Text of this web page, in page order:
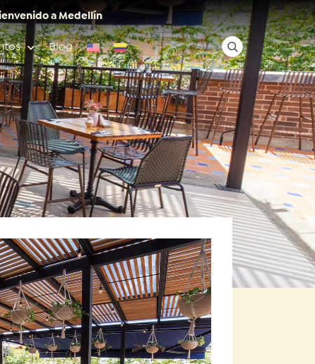
a Medellín
Blog
✕
Acceso rápido
Anfitriones de ciudad